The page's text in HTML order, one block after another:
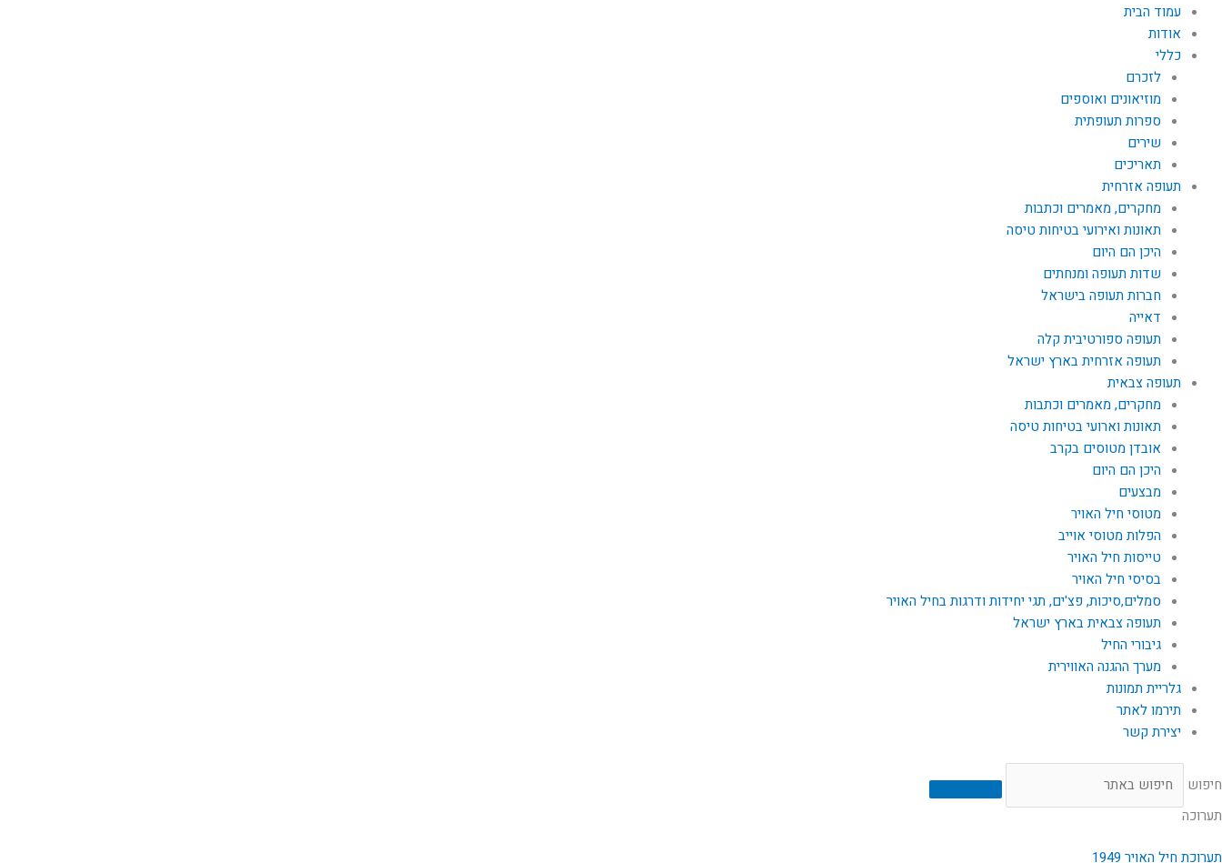
עמוד הבית
אודות
כללי
לזכרם
מוזיאונים ואוספים
ספרות תעופתית
שירים
תאריכים
תעופה אזרחית
מחקרים, מאמרים וכתבות
תאונות ואירועי בטיחות טיסה
היכן הם היום
שדות תעופה ומנחתים
חברות תעופה בישראל
דאייה
תעופה ספורטיבית קלה
תעופה אזרחית בארץ ישראל
תעופה צבאית
מחקרים, מאמרים וכתבות
תאונות וארועי בטיחות טיסה
אובדן מטוסים בקרב
היכן הם היום
מבצעים
מטוסי חיל האויר
הפלות מטוסי אוייב
טייסות חיל האויר
בסיסי חיל האויר
סמלים,סיכות, פצ'ים, תגי יחידות ודרגות בחיל האויר
תעופה צבאית בארץ ישראל
גיבורי החיל
מערך ההגנה האווירית
גלריית תמונות
תירמו לאתר
יצירת קשר
חיפוש
תערוכה
תערוכת חיל האויר 1949